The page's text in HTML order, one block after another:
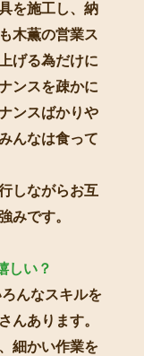
を施工し、納
木薫の営業ス
げる為だけに
ンスを疎かに
ンスばかりや
んなは食って
しながらお互
みです。
しい？
んなスキルを
んあります。
細かい作業を